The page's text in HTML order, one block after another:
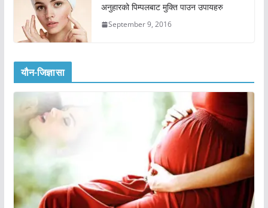
अनुहारको पिम्पलबाट मुक्ति पाउन उपायहरु
September 9, 2016
यौन-जिज्ञासा